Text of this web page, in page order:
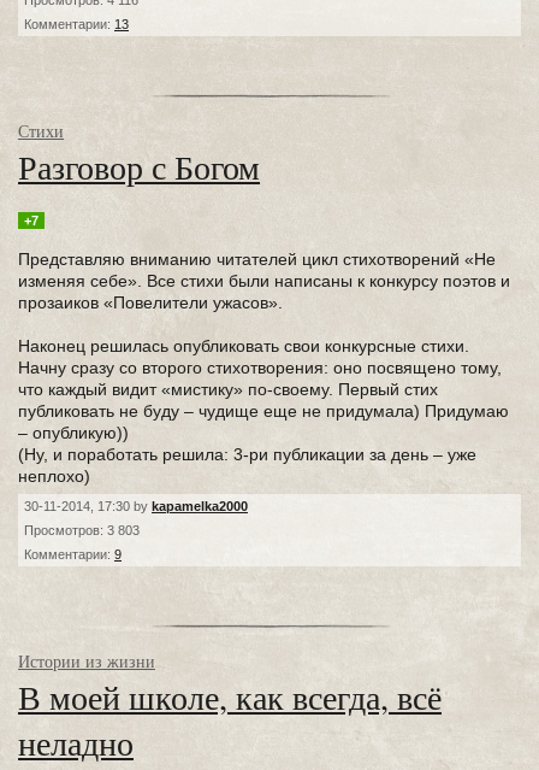
Комментарии: 13
Стихи
Разговор с Богом
+7
Представляю вниманию читателей цикл стихотворений «Не
изменяя себе». Все стихи были написаны к конкурсу поэтов и
прозаиков «Повелители ужасов».
Наконец решилась опубликовать свои конкурсные стихи.
Начну сразу со второго стихотворения: оно посвящено тому,
что каждый видит «мистику» по-своему. Первый стих
публиковать не буду – чудище еще не придумала) Придумаю
– опубликую))
(Ну, и поработать решила: 3-ри публикации за день – уже
неплохо)
30-11-2014, 17:30 by kapamelka2000
Просмотров: 3 803
Комментарии: 9
Истории из жизни
В моей школе, как всегда, всё
неладно